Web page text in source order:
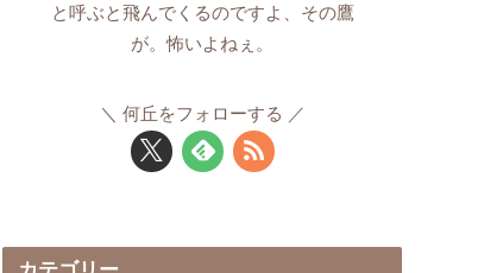
と呼ぶと飛んでくるのですよ、その鷹
が。怖いよねぇ。
何丘をフォローする